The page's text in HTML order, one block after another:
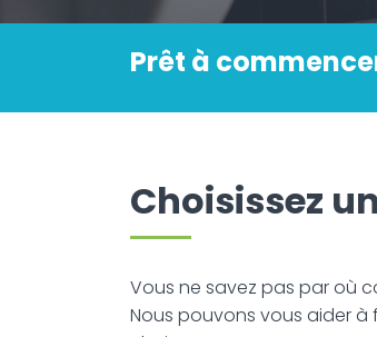
Prêt à
Choisissez
Vous ne savez pas par où
Nous pouvons vous aider à